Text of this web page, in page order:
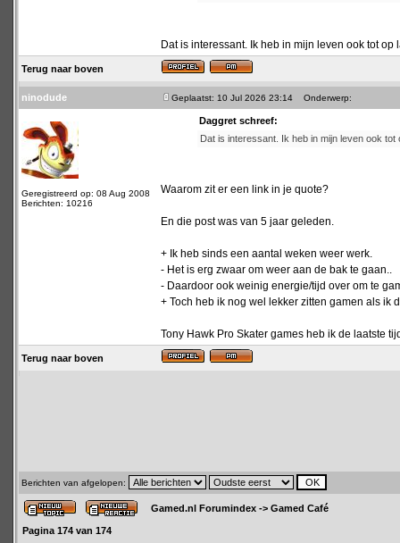
Dat is interessant. Ik heb in mijn leven ook tot
Terug naar boven
ninodude Geplaatst: 10 Jul 2026 23:14 Onderwerp:
Geregistreerd op: 08 Aug 2008
Berichten: 10216
Daggret schreef:
Dat is interessant. Ik heb in mijn leven ook
Waarom zit er een link in je quote?
En die post was van 5 jaar geleden.
+ Ik heb sinds een aantal weken weer werk.
- Het is erg zwaar om weer aan de bak te gaan..
- Daardoor ook weinig energie/tijd over om te
+ Toch heb ik nog wel lekker zitten gamen als ik
Tony Hawk Pro Skater games heb ik de laatste
Terug naar boven
Berichten van afgelopen:
Gamed.nl Forumindex -> Gamed Café
Pagina 174 van 174